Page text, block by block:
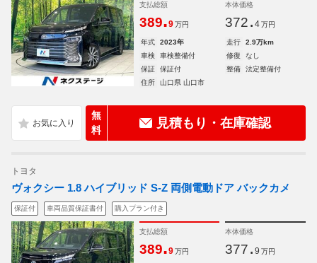
支払総額
389.9 万円
本体価格
372. 4 万円
年式 2023年 走行
2.9万km
車検
車検整備付 修復
なし
保証
保証付 整備
法定整備付
住所
山口県 山口市
無
料
見積もり・在庫確認
トヨタ
ヴォクシー 1.8 ハイブリッド S-Z 両側電動ドア バックカメ
保証付 車両品質保証書付 購入プラン付き
支払総額
389.9 万円
本体価格
377. 9 万円